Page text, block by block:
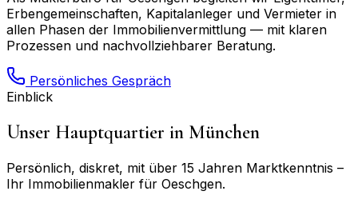
Erbengemeinschaften, Kapitalanleger und Vermieter in
allen Phasen der Immobilienvermittlung — mit klaren
Prozessen und nachvollziehbarer Beratung.
Persönliches Gespräch
Einblick
Unser Hauptquartier in München
Persönlich, diskret, mit über 15 Jahren Marktkenntnis –
Ihr Immobilienmakler für Oeschgen.